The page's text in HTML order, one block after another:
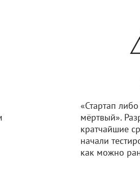
«Стартап
мёртвый».
кратчайшие
начали
как можно